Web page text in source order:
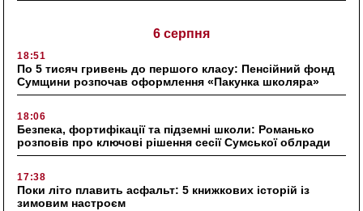
6 серпня
18:51
По 5 тисяч гривень до першого класу: Пенсійний фонд
Сумщини розпочав оформлення «Пакунка школяра»
18:06
Безпека, фортифікації та підземні школи: Романько
розповів про ключові рішення сесії Сумської облради
17:38
Поки літо плавить асфальт: 5 книжкових історій із
зимовим настроєм